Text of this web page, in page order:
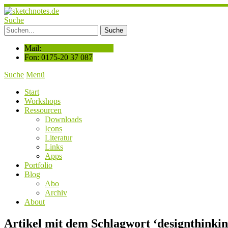
Suche
Mail:
Fon: 0175-20 37 087
Suche Menü
Start
Workshops
Ressourcen
Downloads
Icons
Literatur
Links
Apps
Portfolio
Blog
Abo
Archiv
About
Artikel mit dem Schlagwort ‘